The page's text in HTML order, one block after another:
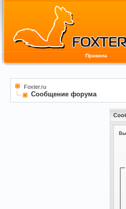
Правила
Foxter.ru
Сообщение форума
Вы